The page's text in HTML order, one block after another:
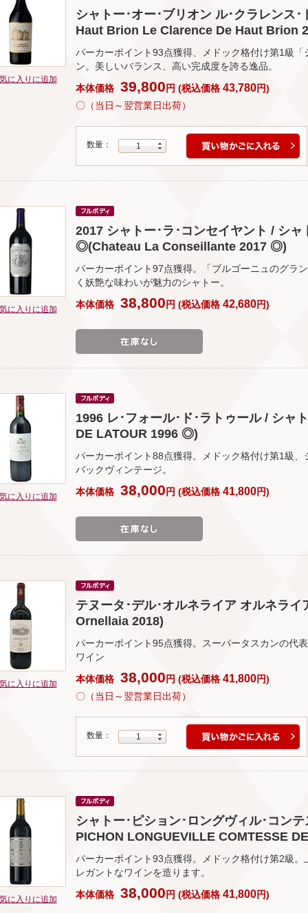
に入りに追加
シャトー･オー･ブリオン ル･クラレンス
Haut Brion Le Clarence De Haut Brion
パーカーポイント93点獲得、メドック格付け第1級
ン。美しいバランス、高い完成度を誇る逸品。
本体価格 39,800 円 (税込価格 43,780円)
〇（当日～翌営業日出荷）
数量： 1
に入りに追加
2017 シャトー･ラ･コンセイヤント / シャ
◎(Chateau La Conseillante 2017 ◎)
パーカーポイント97点獲得。「ブルゴーニュのグラ
く妖艶な味わいが魅力のシャトー。
本体価格 38,800 円 (税込価格 42,680円)
に入りに追加
1996 レ･フォール･ド･ラトゥール / シャ
DE LATOUR 1996 ◎)
パーカーポイント88点獲得。メドック格付け第1級
バックヴィンテージ。
本体価格 38,000 円 (税込価格41,800円)
に入りに追加
テヌータ･デル･オルネライア オルネラ
Ornellaia 2018)
パーカーポイント95点獲得。スーパータスカンの代
ワイン
本体価格 38,000 円 (税込価格41,800円)
〇（当日～翌営業日出荷）
数量： 1
に入りに追加
シャトー･ピション･ロングヴィル･コン
PICHON LONGUEVILLE COMTESSE
パーカーポイント93点獲得。メドック格付け第2級
レガントなワインを造ります。
本体価格 38,000 円 (税込価格 41,800円)